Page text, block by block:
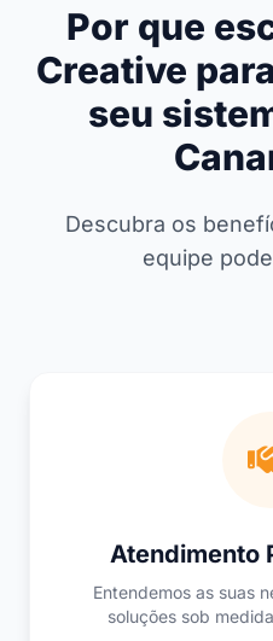
Por que
Creative
seu
Descubra os
equipe
Atendimento
Entendemos as suas
soluções sob